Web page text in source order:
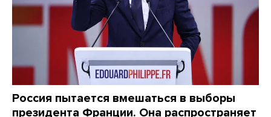
Россия пытается вмешаться в выборы
президента Франции. Она распространяет